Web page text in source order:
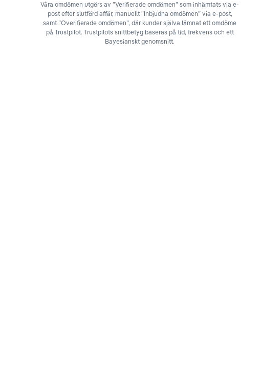
Våra omdömen utgörs av ”Verifierade omdömen” som inhämtats via e-
post efter slutförd affär, manuellt ”Inbjudna omdömen” via e-post,
samt ”Overifierade omdömen”, där kunder själva lämnat ett omdöme
på Trustpilot. Trustpilots snittbetyg baseras på tid, frekvens och ett
Bayesianskt genomsnitt.